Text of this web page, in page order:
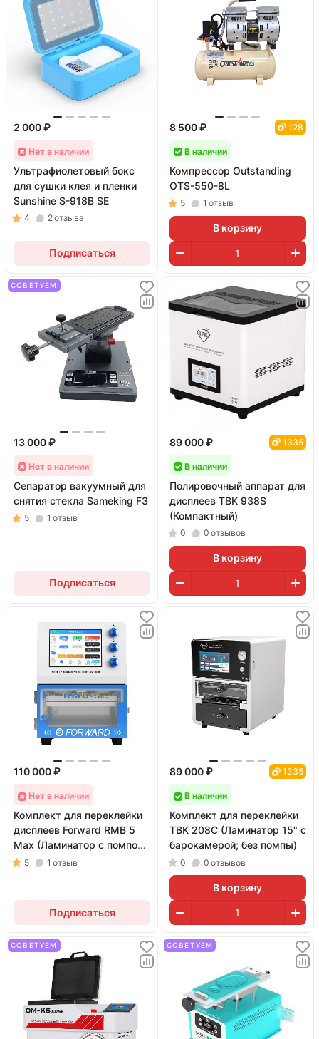
2 000 ₽
Нет в наличии
Ультрафиолетовый бокс
для сушки клея и пленки
Sunshine S-918B SE
4 2отзыва
Подписаться
8 500 ₽ 128
В наличии
Компрессор Outstanding
OTS-550-8L
5 1 отзыв
В корзину
СОВЕТУЕМ
13 000 ₽
Нет в наличии
Сепаратор вакуумный для
снятия стекла Sameking F3
5 1 отзыв
Подписаться
89 000 ₽ 1335
В наличии
Полировочный аппарат для
дисплеев TBK 938S
(Компактный)
0 0 отзывов
В корзину
110 000 ₽
Нет в наличии
Комплект для переклейки
дисплеев Forward RMB 5
Max (Ламинатор с помпой
и компрессором)
5 1 отзыв
Подписаться
89 000 ₽ 1335
В наличии
Комплект для переклейки
TBK 208C (Ламинатор 15" с
барокамерой; без помпы)
0 0 отзывов
В корзину
СОВЕТУЕМ СОВЕТУЕМ